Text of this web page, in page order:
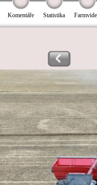
Komentáře Statistika